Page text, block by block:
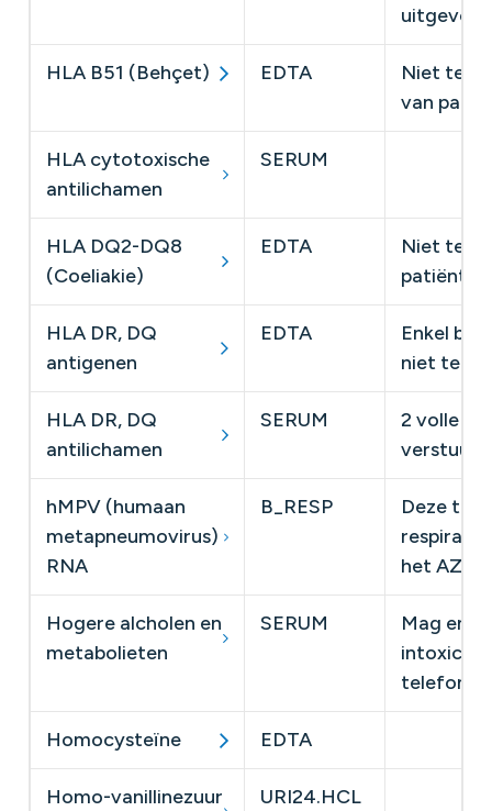
HLA B51 (Behçet) EDTA
Niet
van
HLA cytotoxische
antilichamen
SERUM
HLA DQ2-DQ8
(Coeliakie)
EDTA
Niet
patiënt ​
HLA DR, DQ
antigenen
EDTA
Enkel bij
niet
HLA DR, DQ
antilichamen
SERUM
​2 volle
hMPV (humaan
metapneumovirus)
RNA
B_RESP
Deze
het AZ
Hogere alcholen en
metabolieten
SERUM
Mag
Homocysteïne EDTA
Homo-vanillinezuur
URI24.HCL